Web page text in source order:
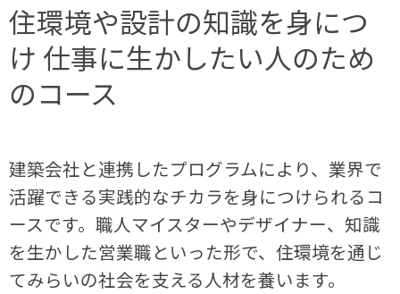
住環境や設計の知識を身につ
け 仕事に生かしたい人のため
のコース
建築会社と連携したプログラムにより、業界で
活躍できる実践的なチカラを身につけられるコ
ースです。職人マイスターやデザイナー、知識
を生かした営業職といった形で、住環境を通じ
てみらいの社会を支える人材を養います。